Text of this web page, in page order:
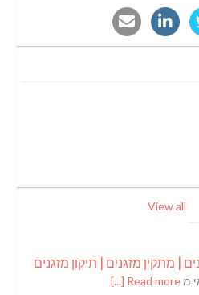
View all
| מתקין מזגנים | תיקון מזגנים
מRead more [...]